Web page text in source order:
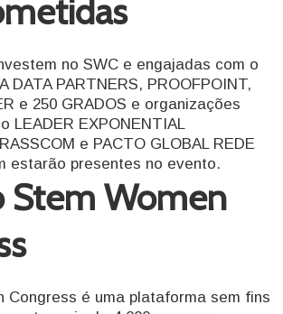
no SWC e engajadas com o
DATA PARTNERS, PROOFPOINT,
e 250 GRADOS e organizações
LEADER EXPONENTIAL
e PACTO GLOBAL REDE
estarão presentes no evento.
Stem Women
Congress é uma plataforma sem fins